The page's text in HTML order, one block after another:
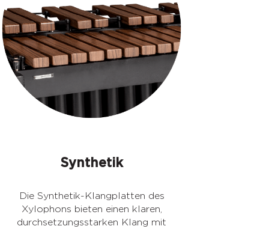
Synthetik
Die Synthetik-Klangplatten des
Xylophons bieten einen klaren,
durchsetzungsstarken Klang mit